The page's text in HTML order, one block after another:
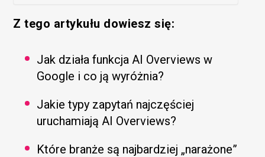
Z tego artykułu dowiesz się:
Jak działa funkcja AI Overviews w
Google i co ją wyróżnia?
Jakie typy zapytań najczęściej
uruchamiają AI Overviews?
Które branże są najbardziej „narażone”